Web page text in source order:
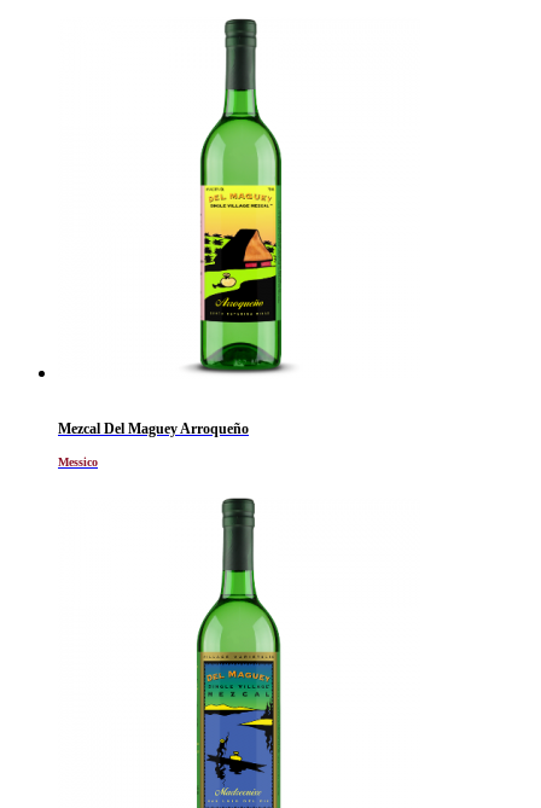
Mezcal Del Maguey Arroqueño
Messico